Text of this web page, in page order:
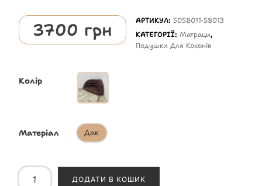
3700 грн АРТИКУЛ: 5058011-58013
КАТЕГОРІЇ:Матраци,
Подушки Для Коконів
Колір
Матеріал Дак
ДОДАТИ В КОШИК